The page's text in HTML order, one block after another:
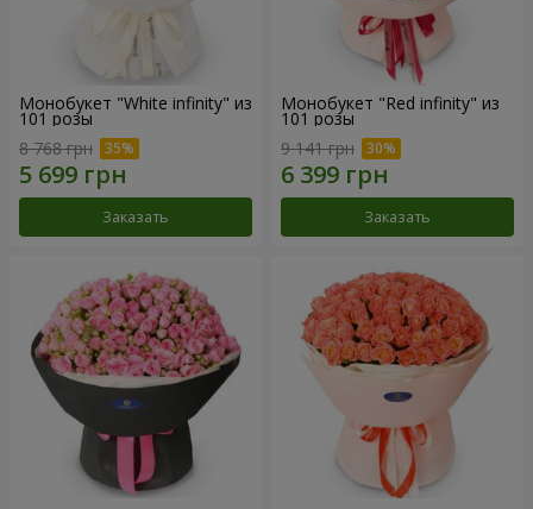
Монобукет "White infinity" из
101 розы
8 768 грн
Заказать
Монобукет "Red infinity" из
101 розы
9 141 грн
Заказать